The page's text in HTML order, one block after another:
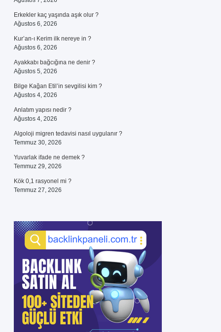
Erkekler kaç yaşında aşık olur ?
Ağustos 6, 2026
Kur’an-ı Kerim ilk nereye in ?
Ağustos 6, 2026
Ayakkabı bağcığına ne denir ?
Ağustos 5, 2026
Bilge Kağan Etil’in sevgilisi kim ?
Ağustos 4, 2026
Anlatım yapısı nedir ?
Ağustos 4, 2026
Algoloji migren tedavisi nasıl uygulanır ?
Temmuz 30, 2026
Yuvarlak ifade ne demek ?
Temmuz 29, 2026
Kök 0,1 rasyonel mi ?
Temmuz 27, 2026